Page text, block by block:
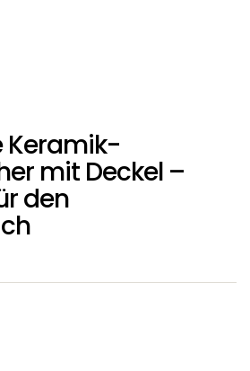
Keramik-
mit Deckel –
den